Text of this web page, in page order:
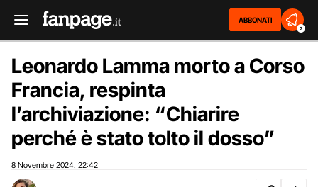
ABBONATI
2
Leonardo Lamma morto a Corso
Francia, respinta
l’archiviazione: “Chiarire
perché è stato tolto il dosso”
8 Novembre 2024 22:42